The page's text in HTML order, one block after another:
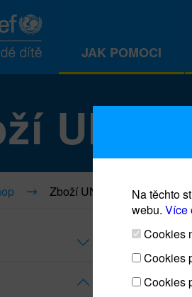
JAK POMOCI
Zboží UNICEF
Na těchto
webu. Více
Cookies
Cookies
Cookies